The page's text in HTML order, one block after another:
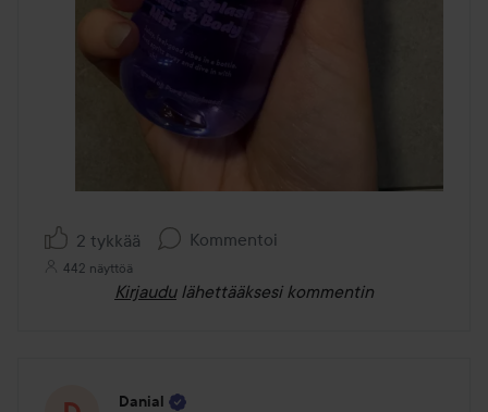
2 tykkää Kommentoi
442 näyttöä
Kirjaudu lähettääksesi kommentin
Danial